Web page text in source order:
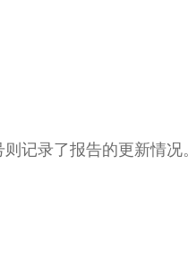
记录了报告的更新情况。